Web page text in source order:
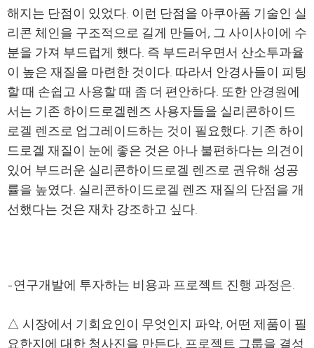
해지는 단점이 있었다. 이런 단점을 아쿠아폼 기술인 실
리콘 체인을 구조적으로 길게 만들어, 그 사이사이에 수
분을 가져 부드럽게 했다. 즉 부드러우면서 산소투과율
이 높은 재질을 마련한 것이다. 따라서 안경사들이 피팅
할 때 손쉽고 사용할 때 좀 더 편안하다. 또한 안경원에
서는 기존 하이드로겔렌즈 사용자들을 실리콘하이드
로겔 렌즈로 업그레이드하는 것이 필요했다. 기존 하이
드로겔 재질이 눈에 좋은 것은 아나 불편하다는 의견이
있어 부드러운 실리콘하이드로겔 렌즈로 권유해 성공
률을 높였다. 실리콘하이드로겔 렌즈 재질의 단점을 개
선했다는 것은 재차 강조하고 싶다.
-연구개발에 투자하는 비용과 프로젝트 진행 과정은.
△ 시장에서 기회요인이 무엇인지 파악, 어떤 제품이 필
요한지에 대한 청사진을 만든다. 프로젝트 그룹을 결성